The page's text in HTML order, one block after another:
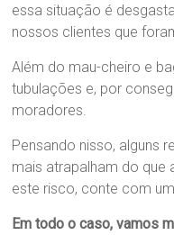
essa situação é
nossos clientes que
Além do mau-cheiro e
tubulações e, por
moradores.
Pensando nisso, alguns
mais atrapalham do que
este risco, conte com
Em todo o caso, vamos